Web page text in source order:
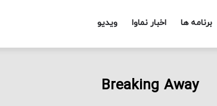
برنامه ها اخبار نماوا ویدیو
Breaking Away